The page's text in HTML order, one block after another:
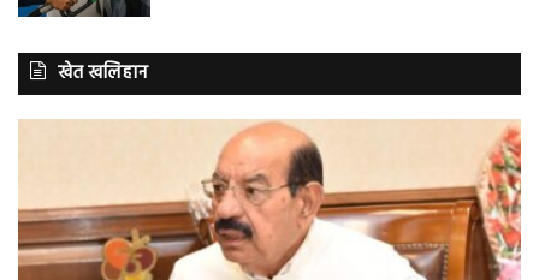
खेत खलिहान